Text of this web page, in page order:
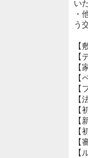
い
・
う
【
【
【
【
【
【
【
【
【
【
【